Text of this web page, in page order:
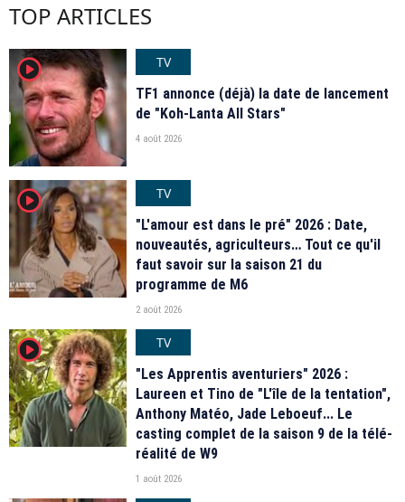
TOP ARTICLES
player2
TV
TF1 annonce (déjà) la date de lancement
de "Koh-Lanta All Stars"
4 août 2026
player2
TV
"L'amour est dans le pré" 2026 : Date,
nouveautés, agriculteurs… Tout ce qu'il
faut savoir sur la saison 21 du
programme de M6
2 août 2026
player2
TV
"Les Apprentis aventuriers" 2026 :
Laureen et Tino de "L'île de la tentation",
Anthony Matéo, Jade Leboeuf... Le
casting complet de la saison 9 de la télé-
réalité de W9
1 août 2026